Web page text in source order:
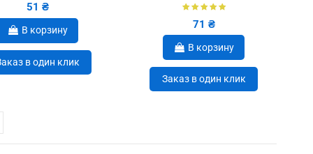
51 ₴
В корзину
в один клик
71 ₴
В корзину
Заказ в один клик